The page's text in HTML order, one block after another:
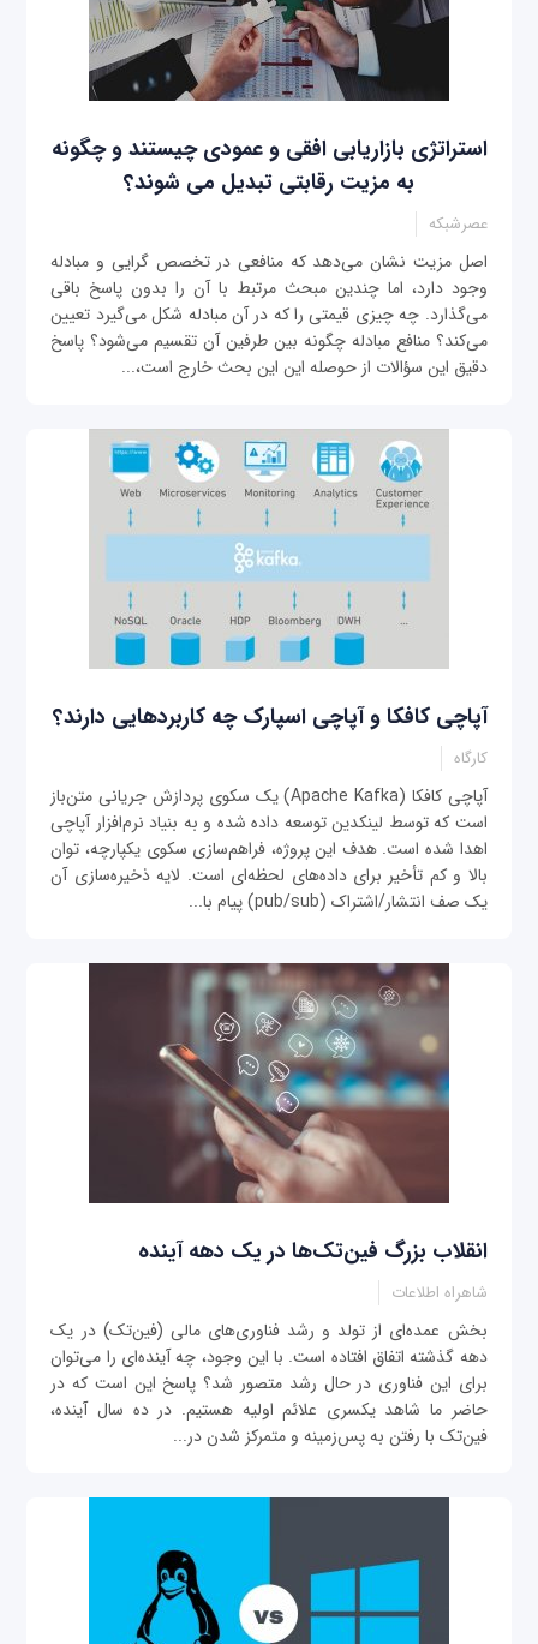
استراتژی بازاریابی افقی و عمودی چیستند و چگونه
به مزیت رقابتی تبدیل می شوند؟
عصرشبکه
اصل مزیت نشان می‌دهد که منافعی در تخصص گرایی و مبادله
وجود دارد، اما چندین مبحث مرتبط با آن را بدون پاسخ باقی
می‌گذارد. چه چیزی قیمتی را که در آن مبادله شکل می‌گیرد تعیین
می‌کند؟ منافع مبادله چگونه بین طرفین آن تقسیم می‌شود؟ پاسخ
دقیق این سؤالات از حوصله این این بحث خارج است،...
آپاچی کافکا و آپاچی اسپارک چه کاربردهایی دارند؟
کارگاه
آپاچی کافکا (Apache Kafka) یک سکوی پردازش جریانی متن‌باز
است که توسط لینکدین توسعه داده شده و به بنیاد نرم‌افزار آپاچی
اهدا شده‌ است. هدف این پروژه، فراهم‌سازی سکوی یکپارچه، توان
بالا و کم تأخیر برای داده‌های لحظه‌ای است. لایه ذخیره‌سازی آن
یک صف انتشار/اشتراک (pub/sub) پیام با...
انقلاب بزرگ فین‌تک‌ها در یک دهه آینده
شاهراه اطلاعات
بخش عمده‌ای از تولد و رشد فناوری‌های مالی (فین‌تک) در یک
دهه گذشته اتفاق افتاده است. با این وجود، چه آینده‌ای را می‌توان
برای این فناوری در حال رشد متصور شد؟ پاسخ این است که در
حاضر ما شاهد یکسری علائم اولیه هستیم. در ده سال آینده،
فین‌تک با رفتن به پس‌‌زمینه و متمرکز شدن در...